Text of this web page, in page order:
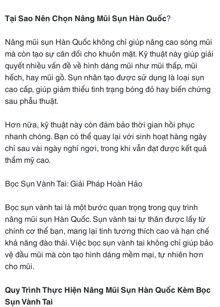
Tại Sao Nên Chọn Nâng Mũi Sụn Hàn Quốc?
Nâng mũi sụn Hàn Quốc không chỉ giúp nâng cao sóng mũi
mà còn tạo sự cân đối cho khuôn mặt. Kỹ thuật này giúp giải
quyết nhiều vấn đề về hình dáng mũi như mũi thấp, mũi
hếch, hay mũi gồ. Sụn nhân tạo được sử dụng là loại sụn
cao cấp, giúp giảm thiểu tình trạng bóng đỏ hay biến chứng
sau phẫu thuật.
Hơn nữa, kỹ thuật này còn đảm bảo thời gian hồi phục
nhanh chóng. Bạn có thể quay lại với sinh hoạt hàng ngày
chỉ sau vài ngày nghỉ ngơi, trong khi vẫn đạt được kết quả
thẩm mỹ cao.
Bọc Sụn Vành Tai: Giải Pháp Hoàn Hảo
Bọc sụn vành tai là một bước quan trọng trong quy trình
nâng mũi sụn Hàn Quốc. Sụn vành tai tự thân được lấy từ
chính cơ thể bạn, mang lại tính tương thích cao và hạn chế
khả năng đào thải. Việc bọc sụn vành tai không chỉ giúp bảo
vệ đầu mũi mà còn tạo hình dáng mềm mại, tự nhiên hơn
cho mũi.
Quy Trình Thực Hiện Nâng Mũi Sụn Hàn Quốc Kèm Bọc
Sụn Vành Tai